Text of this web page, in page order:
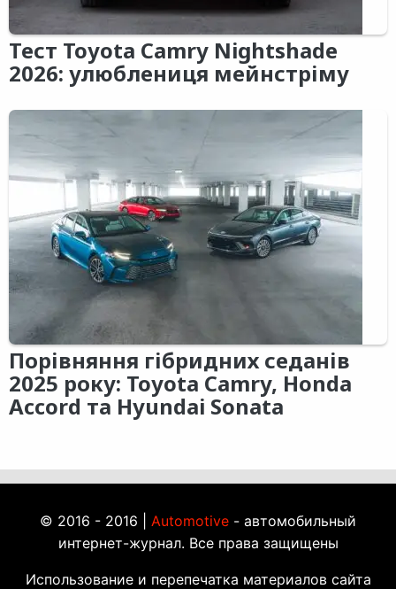
Тест Toyota Camry Nightshade
2026: улюблениця мейнстріму
Порівняння гібридних седанів
2025 року: Toyota Camry, Honda
Accord та Hyundai Sonata
© 2016 - 2016 | Automotive - автомобильный
интернет-журнал. Все права защищены
Использование и перепечатка материалов сайта